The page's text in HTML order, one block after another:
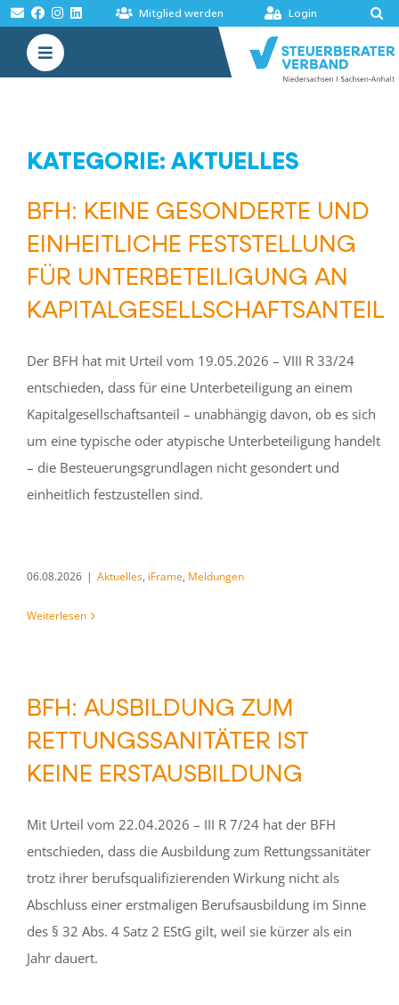
Zum
Inhalt
springen
Mitglied werden Login
Toggle
Navigation
BÖRSEN
KATEGORIE: AKTUELLES
BFH: KEINE GESONDERTE UND
EINHEITLICHE FESTSTELLUNG
FÜR UNTERBETEILIGUNG AN
KAPITALGESELLSCHAFTSANTEIL
Der BFH hat mit Urteil vom 19.05.2026 – VIII R 33/24
entschieden, dass für eine Unterbeteiligung an einem
Kapitalgesellschaftsanteil – unabhängig davon, ob es sich
um eine typische oder atypische Unterbeteiligung handelt
– die Besteuerungsgrundlagen nicht gesondert und
einheitlich festzustellen sind.
06.08.2026 | Aktuelles, iFrame, Meldungen
Weiterlesen
BFH: AUSBILDUNG ZUM
RETTUNGSSANITÄTER IST
KEINE ERSTAUSBILDUNG
Mit Urteil vom 22.04.2026 – III R 7/24 hat der BFH
entschieden, dass die Ausbildung zum Rettungssanitäter
trotz ihrer berufsqualifizierenden Wirkung nicht als
Abschluss einer erstmaligen Berufsausbildung im Sinne
des § 32 Abs. 4 Satz 2 EStG gilt, weil sie kürzer als ein
Jahr dauert.